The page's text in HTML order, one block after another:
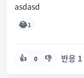
asdasd
😂1
👍 0 👎 반응 1